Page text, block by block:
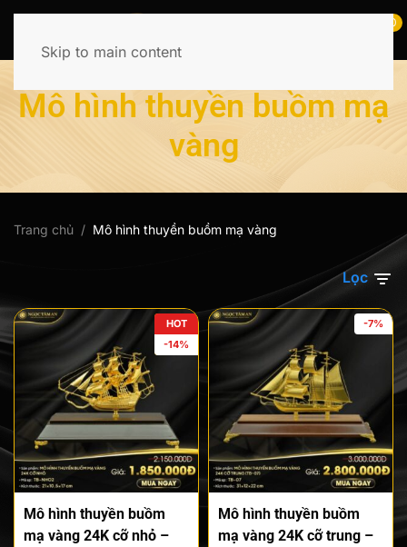
Skip to main content
Tìm
0
Mô hình thuyền buồm mạ
vàng
Trang chủ Mô hình thuyền buồm mạ vàng
Lọc
HOT
-14%
Mô hình thuyền buồm
mạ vàng 24K cỡ nhỏ –
-7%
Mô hình thuyền buồm
mạ vàng 24K cỡ trung –